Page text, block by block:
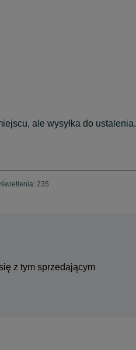
ale wysyłka do ustalenia.
235
z tym sprzedającym